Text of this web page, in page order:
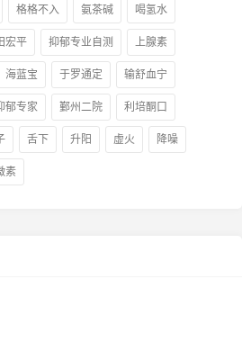
格格不入 氨茶碱 喝氢水
宏平 抑郁专业自测 上腺素
海蓝宝 于罗通定 输舒血宁
郁专家 鄞州二院 利培酮口
舌下 升阳 虚火 降噪
素